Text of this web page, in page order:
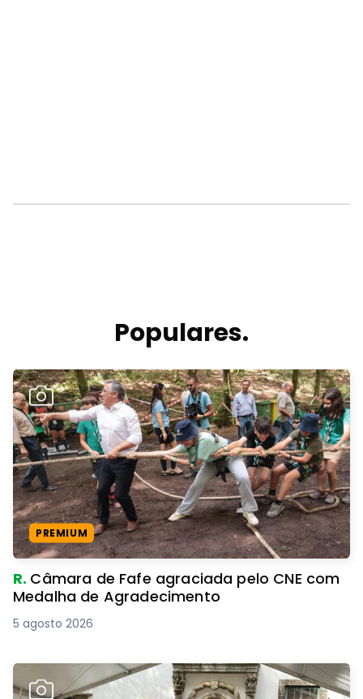
Populares.
PREMIUM
R. Câmara de Fafe agraciada pelo CNE com
Medalha de Agradecimento
5 agosto 2026